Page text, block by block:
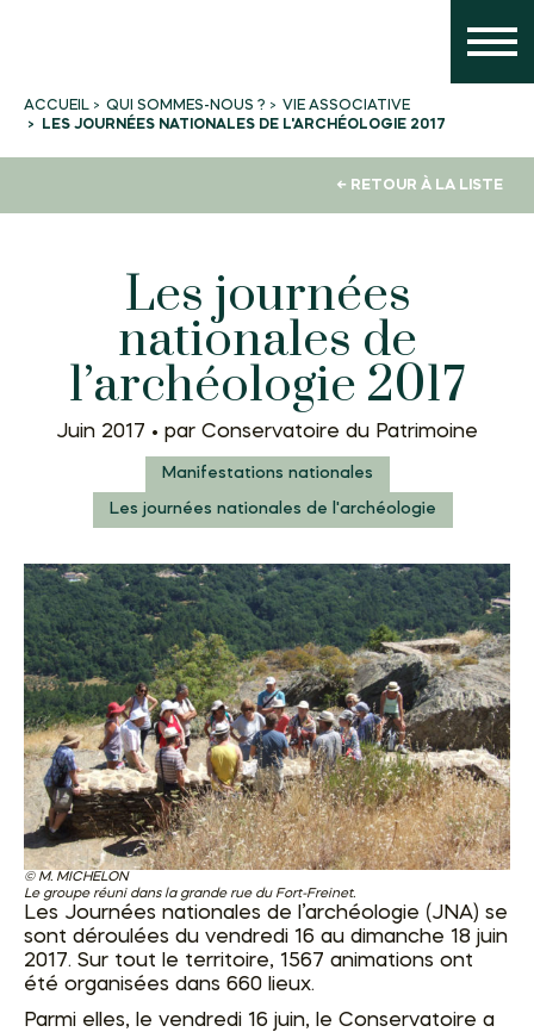
ACCUEIL QUI SOMMES-NOUS ?
VIE ASSOCIATIVE
LES JOURNÉES NATIONALES DE L'ARCHÉOLOGIE 2017
← RETOUR À LA LISTE
Les journées
nationales de
l’archéologie 2017
Juin 2017 • par Conservatoire du Patrimoine
Manifestations nationales
Les journées nationales de l'archéologie
M. MICHELON
Le groupe réuni dans la grande rue du Fort-Freinet.
Les Journées nationales de l’archéologie (JNA) se
sont déroulées du vendredi 16 au dimanche 18 juin
2017. Sur tout le territoire, 1567 animations ont
été organisées dans 660 lieux.
Parmi elles, le vendredi 16 juin, le Conservatoire a